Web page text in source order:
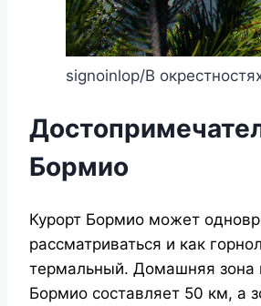
signoinlop/В
Бормио
Курорт Бормио может
рассматриваться и как
термальный. Домашняя зона
Бормио составляет 50 км, а